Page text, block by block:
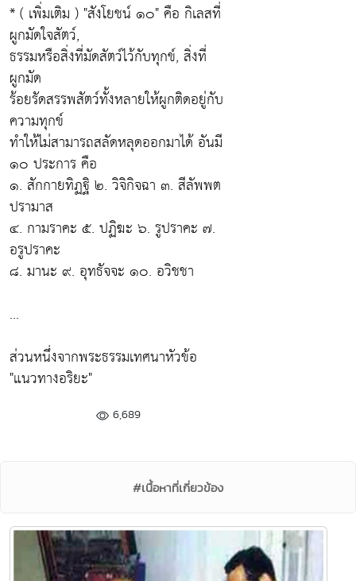
* ( เพิ่มเติม ) "สังโยชน์ ๑๐" คือ กิเลสที่
ผูกมัดใจสัตว์,
ธรรมหรือสิ่งที่มัดสัตว์ไว้กับทุกข์, สิ่งที่
ผูกมัด
ร้อยรัดสรรพสัตว์ทั้งหลายให้ผูกติดอยู่กับ
ความทุกข์
ทําให้ไม่สามารถสลัดหลุดออกมาได้ อันมี
๑๐ ประการ คือ
๑. สักกายทิฏฐิ ๒. วิจิกิจฉา ๓. สีลัพพต
ปรามาส
๔. กามราคะ ๕. ปฏิฆะ ๖. รูปราคะ ๗.
อรูปราคะ
๘. มานะ ๙. อุทธัจจะ ๑๐. อวิชชา
...
ส่วนหนึ่งจากพระธรรมเทศนาหัวข้อ
"แนวทางอริยะ"
6,689
#เนื้อหาที่เกี่ยวข้อง